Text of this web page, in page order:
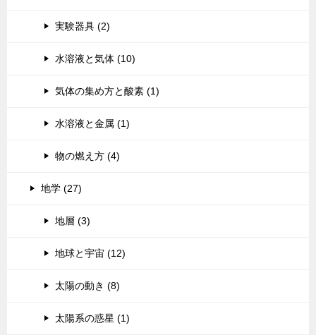
実験器具 (2)
水溶液と気体 (10)
気体の集め方と酸素 (1)
水溶液と金属 (1)
物の燃え方 (4)
地学 (27)
地層 (3)
地球と宇宙 (12)
太陽の動き (8)
太陽系の惑星 (1)